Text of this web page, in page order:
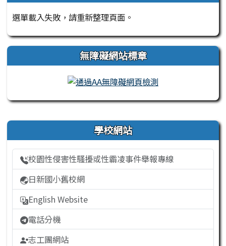
選單載入失敗，請重新整理頁面。
無障礙網站標章
右邊區域內容 學校網站
校園性侵害性騷擾或性霸凌事件舉報專線
日新國小舊校網
English Website
電話分機
志工團網站